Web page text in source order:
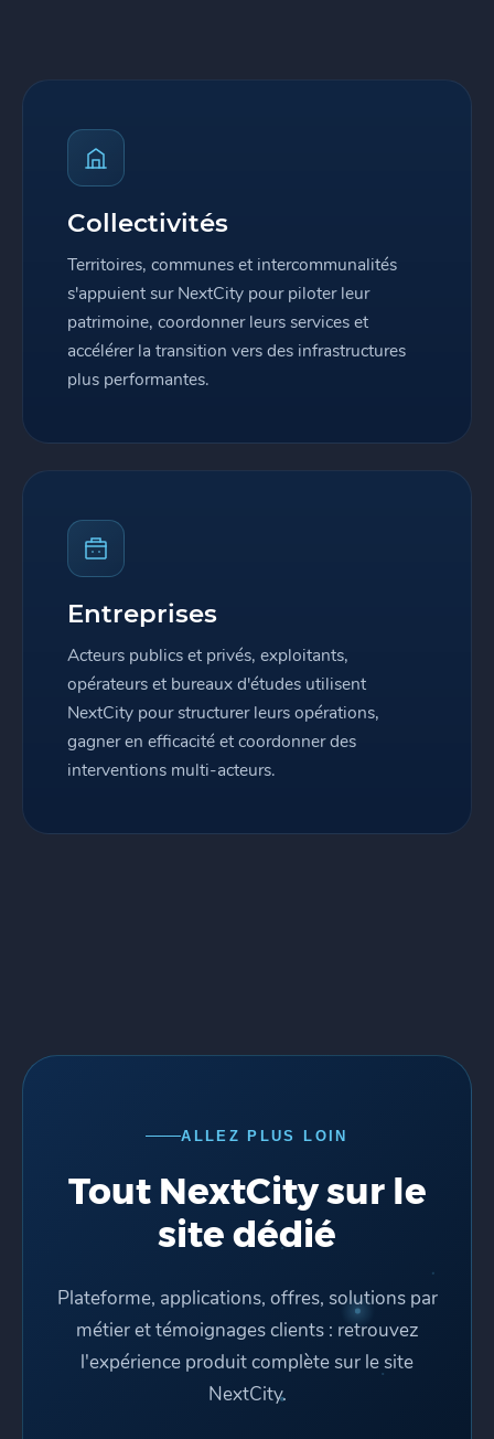
Collectivités
Territoires, communes et intercommunalités
s'appuient sur NextCity pour piloter leur
patrimoine, coordonner leurs services et
accélérer la transition vers des infrastructures
plus performantes.
Entreprises
Acteurs publics et privés, exploitants,
opérateurs et bureaux d'études utilisent
NextCity pour structurer leurs opérations,
gagner en efficacité et coordonner des
interventions multi-acteurs.
ALLEZ PLUS LOIN
Tout NextCity sur le
site dédié
Plateforme, applications, offres, solutions par
métier et témoignages clients : retrouvez
l'expérience produit complète sur le site
NextCity.